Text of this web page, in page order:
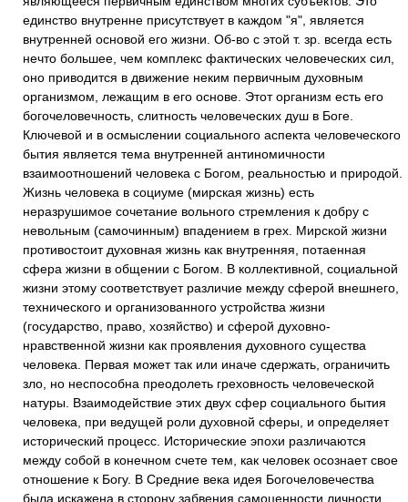
единство внутренне присутствует в каждом "я", является
внутренней основой его жизни. Об-во с этой т. зр. всегда есть
нечто большее, чем комплекс фактических человеческих сил,
оно приводится в движение неким первичным духовным
организмом, лежащим в его основе. Этот организм есть его
богочеловечность, слитность человеческих душ в Боге.
Ключевой и в осмыслении социального аспекта человеческого
бытия является тема внутренней антиномичности
взаимоотношений человека с Богом, реальностью и природой.
Жизнь человека в социуме (мирская жизнь) есть
неразрушимое сочетание вольного стремления к добру с
невольным (самочинным) впадением в грех. Мирской жизни
противостоит духовная жизнь как внутренняя, потаенная
сфера жизни в общении с Богом. В коллективной, социальной
жизни этому соответствует различие между сферой внешнего,
технического и организованного устройства жизни
(государство, право, хозяйство) и сферой духовно-
нравственной жизни как проявления духовного существа
человека. Первая может так или иначе сдержать, ограничить
зло, но неспособна преодолеть греховность человеческой
натуры. Взаимодействие этих двух сфер социального бытия
человека, при ведущей роли духовной сферы, и определяет
исторический процесс. Исторические эпохи различаются
между собой в конечном счете тем, как человек осознает свое
отношение к Богу. В Средние века идея Богочеловечества
была искажена в сторону забвения самоценности личности,